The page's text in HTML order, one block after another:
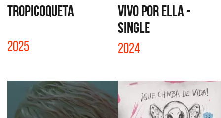
TROPICOQUETA
2025
VIVO POR ELLA -
SINGLE
2024